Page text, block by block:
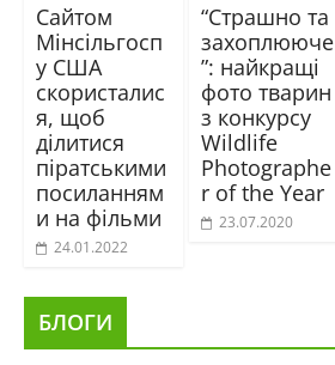
Сайтом
Мінсільгосп
у США
скористалис
я, щоб
ділитися
піратськими
посиланням
и на фільми
24.01.2022
“Страшно та
захоплююче
”: найкращі
фото тварин
з конкурсу
Wildlife
Photographe
r of the Year
23.07.2020
БЛОГИ